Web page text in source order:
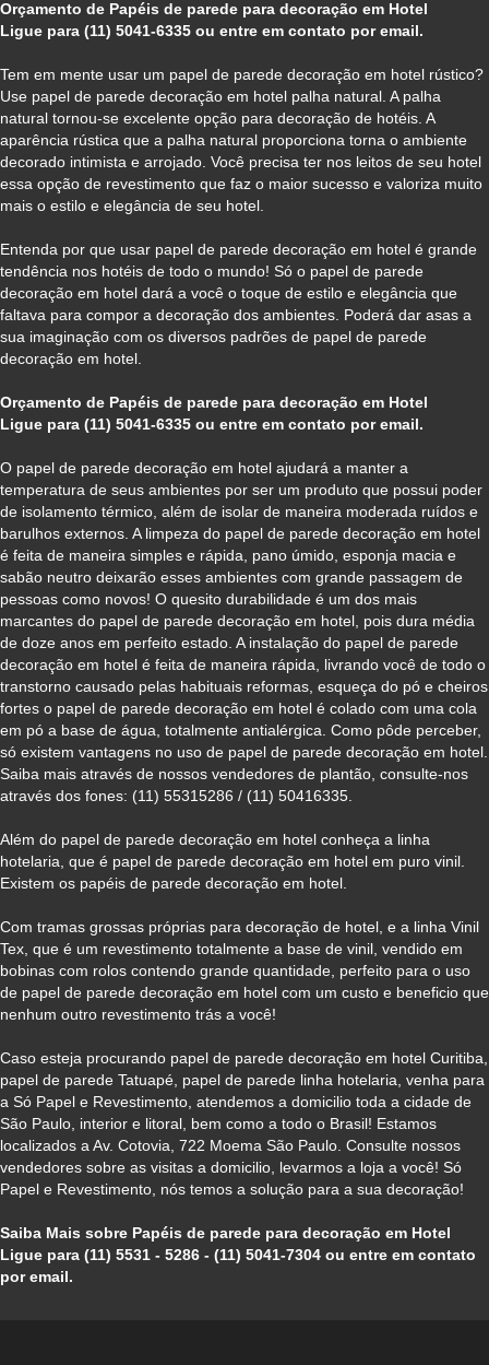
Orçamento de Papéis de parede para decoração em Hotel
Ligue para (11) 5041-6335 ou entre em contato por email.
Tem em mente usar um papel de parede decoração em hotel rústico?
Use papel de parede decoração em hotel palha natural. A palha
natural tornou-se excelente opção para decoração de hotéis. A
aparência rústica que a palha natural proporciona torna o ambiente
decorado intimista e arrojado. Você precisa ter nos leitos de seu hotel
essa opção de revestimento que faz o maior sucesso e valoriza muito
mais o estilo e elegância de seu hotel.
Entenda por que usar papel de parede decoração em hotel é grande
tendência nos hotéis de todo o mundo! Só o papel de parede
decoração em hotel dará a você o toque de estilo e elegância que
faltava para compor a decoração dos ambientes. Poderá dar asas a
sua imaginação com os diversos padrões de papel de parede
decoração em hotel.
Orçamento de Papéis de parede para decoração em Hotel
Ligue para (11) 5041-6335 ou entre em contato por email.
O papel de parede decoração em hotel ajudará a manter a
temperatura de seus ambientes por ser um produto que possui poder
de isolamento térmico, além de isolar de maneira moderada ruídos e
barulhos externos. A limpeza do papel de parede decoração em hotel
é feita de maneira simples e rápida, pano úmido, esponja macia e
sabão neutro deixarão esses ambientes com grande passagem de
pessoas como novos! O quesito durabilidade é um dos mais
marcantes do papel de parede decoração em hotel, pois dura média
de doze anos em perfeito estado. A instalação do papel de parede
decoração em hotel é feita de maneira rápida, livrando você de todo o
transtorno causado pelas habituais reformas, esqueça do pó e cheiros
fortes o papel de parede decoração em hotel é colado com uma cola
em pó a base de água, totalmente antialérgica. Como pôde perceber,
só existem vantagens no uso de papel de parede decoração em hotel.
Saiba mais através de nossos vendedores de plantão, consulte-nos
através dos fones: (11) 55315286 / (11) 50416335.
Além do papel de parede decoração em hotel conheça a linha
hotelaria, que é papel de parede decoração em hotel em puro vinil.
Existem os papéis de parede decoração em hotel.
Com tramas grossas próprias para decoração de hotel, e a linha Vinil
Tex, que é um revestimento totalmente a base de vinil, vendido em
bobinas com rolos contendo grande quantidade, perfeito para o uso
de papel de parede decoração em hotel com um custo e beneficio que
nenhum outro revestimento trás a você!
Caso esteja procurando papel de parede decoração em hotel Curitiba,
papel de parede Tatuapé, papel de parede linha hotelaria, venha para
a Só Papel e Revestimento, atendemos a domicilio toda a cidade de
São Paulo, interior e litoral, bem como a todo o Brasil! Estamos
localizados a Av. Cotovia, 722 Moema São Paulo. Consulte nossos
vendedores sobre as visitas a domicilio, levarmos a loja a você! Só
Papel e Revestimento, nós temos a solução para a sua decoração!
Saiba Mais sobre Papéis de parede para decoração em Hotel
Ligue para (11) 5531 - 5286 - (11) 5041-7304 ou entre em contato
por email.